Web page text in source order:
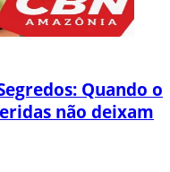
Quando o
não deixam